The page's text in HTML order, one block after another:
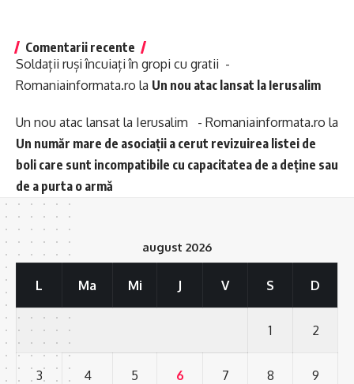
Comentarii recente
Soldații ruși încuiați în gropi cu gratii -
Romaniainformata.ro la Un nou atac lansat la Ierusalim
Un nou atac lansat la Ierusalim - Romaniainformata.ro la
Un număr mare de asociații a cerut revizuirea listei de
boli care sunt incompatibile cu capacitatea de a deține sau
de a purta o armă
august 2026
L Ma Mi J V S D
1 2
3 4 5 6 7 8 9